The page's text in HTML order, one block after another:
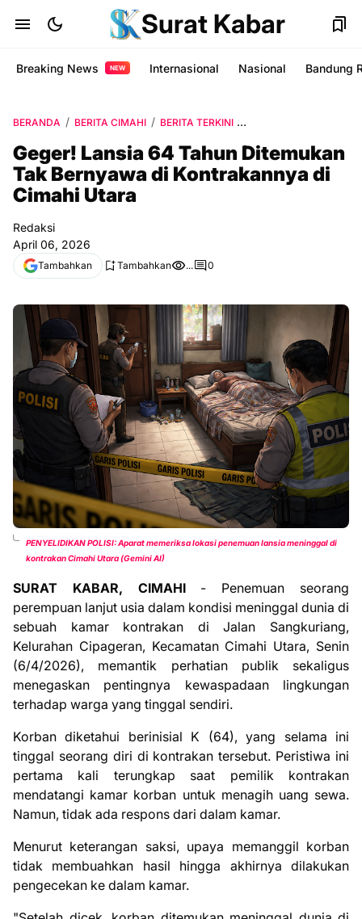
Surat Kabar
Breaking News NEW Internasional Nasional Bandung
BERANDA BERITA CIMAHI BERITA TERKINI
Geger! Lansia 64 Tahun Ditemukan
Tak Bernyawa di Kontrakannya di
Cimahi Utara
Redaksi
April 06, 2026
Tambahkan Tambahkan ... 0
PENYELIDIKAN POLISI: Aparat memeriksa lokasi penemuan lansia meninggal di
kontrakan Cimahi Utara (Gemini AI)
SURAT KABAR, CIMAHI- Penemuan seorang
perempuan lanjut usia dalam kondisi meninggal dunia di
sebuah kamar kontrakan di Jalan Sangkuriang,
Kelurahan Cipageran, Kecamatan Cimahi Utara, Senin
(6/4/2026), memantik perhatian publik sekaligus
menegaskan pentingnya kewaspadaan lingkungan
terhadap warga yang tinggal sendiri.
Korban diketahui berinisial K (64), yang selama ini
tinggal seorang diri di kontrakan tersebut. Peristiwa ini
pertama kali terungkap saat pemilik kontrakan
mendatangi kamar korban untuk menagih uang sewa.
Namun, tidak ada respons dari dalam kamar.
Menurut keterangan saksi, upaya memanggil korban
tidak membuahkan hasil hingga akhirnya dilakukan
pengecekan ke dalam kamar.